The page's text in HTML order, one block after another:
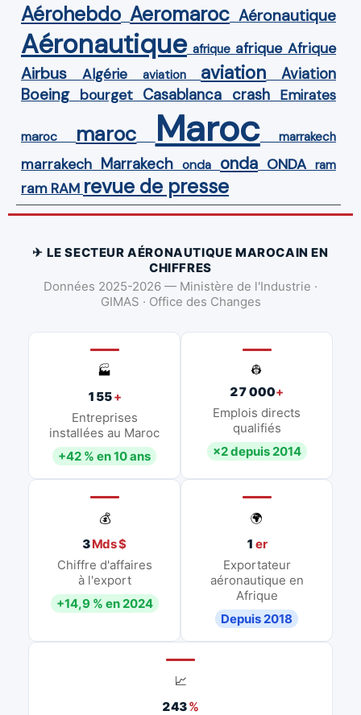
Aérohebdo Aeromaroc Aéronautique
Aéronautique afrique afrique Afrique
Airbus Algérie aviation aviation Aviation
Boeing bourget Casablanca crash Emirates
maroc maroc Maroc marrakech
marrakech Marrakech onda onda ONDA ram
ram RAM revue de presse
✈ LE SECTEUR AÉRONAUTIQUE MAROCAIN EN
CHIFFRES
Données 2025-2026 — Ministère de l'Industrie ·
GIMAS · Office des Changes
🏭
155+
Entreprises
installées au Maroc
+42 % en 10 ans
👷
27 000+
Emplois directs
qualifiés
×2 depuis 2014
💰
3Mds $
Chiffre d'affaires
à l'export
+14,9 % en 2024
🌍
1 er
Exportateur
aéronautique en
Afrique
Depuis 2018
📈
243%